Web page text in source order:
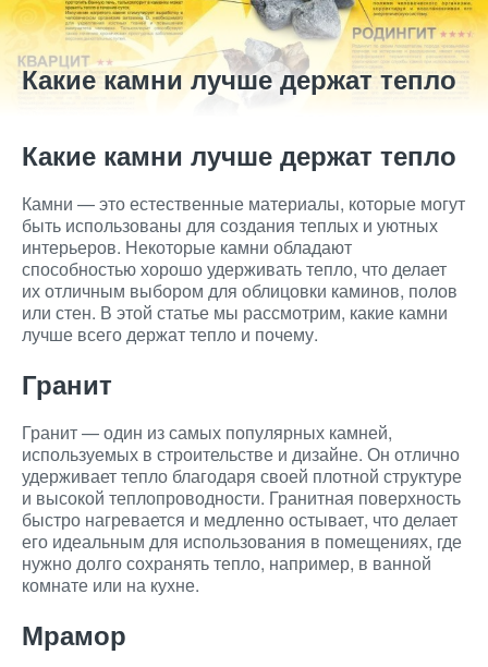
Какие камни лучше держат тепло
Какие камни лучше держат тепло
Камни — это естественные материалы, которые могут
быть использованы для создания теплых и уютных
интерьеров. Некоторые камни обладают
способностью хорошо удерживать тепло, что делает
их отличным выбором для облицовки каминов, полов
или стен. В этой статье мы рассмотрим, какие камни
лучше всего держат тепло и почему.
Гранит
Гранит — один из самых популярных камней,
используемых в строительстве и дизайне. Он отлично
удерживает тепло благодаря своей плотной структуре
и высокой теплопроводности. Гранитная поверхность
быстро нагревается и медленно остывает, что делает
его идеальным для использования в помещениях, где
нужно долго сохранять тепло, например, в ванной
комнате или на кухне.
Мрамор